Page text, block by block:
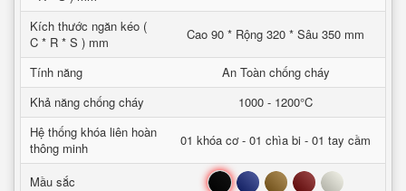
Kích thước ngăn kéo (
C * R * S ) mm
Cao 90 * Rộng 320 * Sâu 350 mm
Tính năng
An Toàn chống cháy
Khả năng chống cháy
1000 - 1200°C
Hệ thống khóa liên hoàn
thông minh
01 khóa cơ - 01 chìa bi - 01 tay cầm
Mầu sắc Đen Xanh Nâu Đỏ Trắng